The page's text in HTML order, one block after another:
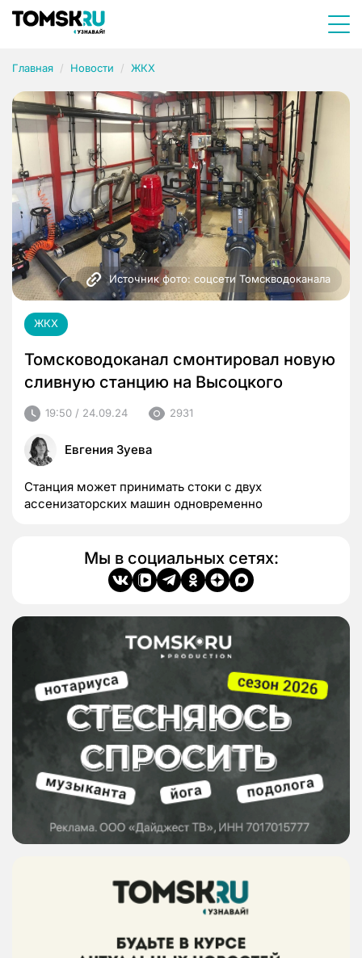
Главная Новости ЖКХ
Источник фото: соцсети Томскводоканала
ЖКХ
Томсководоканал смонтировал новую
сливную станцию на Высоцкого
19:50 / 24.09.24 2931
Евгения Зуева
Станция может принимать стоки с двух
ассенизаторских машин одновременно
Мы в социальных сетях: